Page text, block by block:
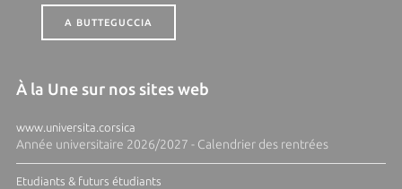
A BUTTEGUCCIA
À la Une sur nos sites web
www.universita.corsica
Année universitaire 2026/2027 - Calendrier des rentrées
Etudiants & futurs étudiants